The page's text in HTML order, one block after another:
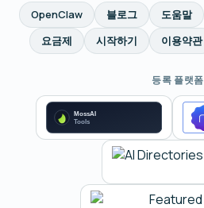
OpenClaw 블로그 도움말
요금제
시작하기 이용약관
등록 플랫폼